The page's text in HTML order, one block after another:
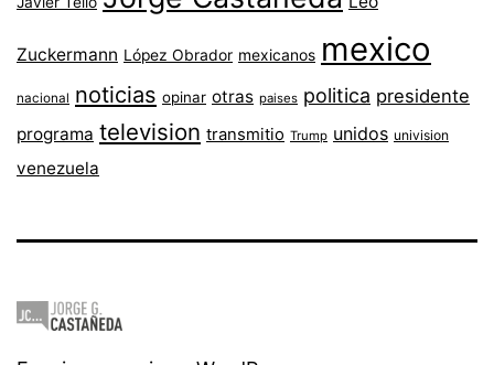
Zuckermann López Obrador mexicanos mexico
nacional noticias opinar otras paises politica presidente
programa television transmitio Trump unidos univision
venezuela